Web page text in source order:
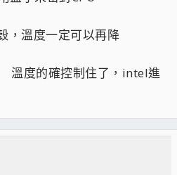
，溫度一定可以再降
溫度的確控制住了，intel進